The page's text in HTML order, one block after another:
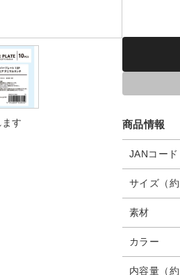
す 商品情報
JANコード
サイズ（約
素材
カラー
内容量（約